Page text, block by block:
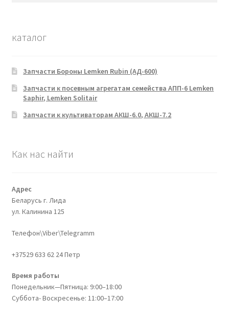
каталог
Запчасти Бороны Lemken Rubin (АД-600)
Запчасти к посевным агрегатам семейства АПП-6 Lemken
Saphir, Lemken Solitair
Запчасти к культиваторам АКШ-6.0, АКШ-7.2
Как нас найти
Адрес
Беларусь г. Лида
ул. Калинина 125
Телефон\Viber\Telegramm
+37529 633 62 24 Петр
Время работы
Понедельник—Пятница: 9:00–18:00
Суббота- Воскресенье: 11:00–17:00